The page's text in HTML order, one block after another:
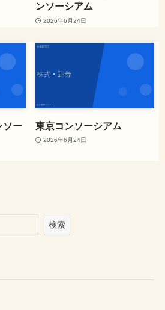
ンソーシアム
2026年6月24日
ソー
東京コンソーシアム
2026年6月24日
検索